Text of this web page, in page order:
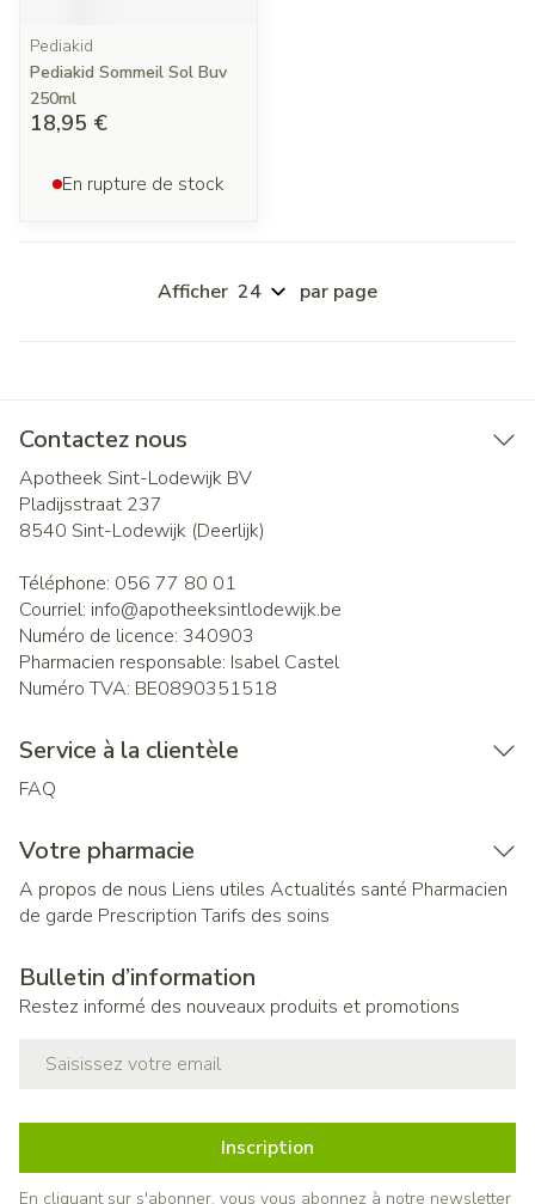
Pediakid
Pediakid Sommeil Sol Buv
250ml
18,95 €
En rupture de stock
Afficher par page
Contactez nous
Apotheek Sint-Lodewijk BV
Pladijsstraat 237
8540 Sint-Lodewijk (Deerlijk)
Téléphone: 056 77 80 01
Courriel: info@apotheeksintlodewijk.be
Numéro de licence: 340903
Pharmacien responsable: Isabel Castel
Numéro TVA: BE0890351518
Service à la clientèle
FAQ
Votre pharmacie
A propos de nous Liens utiles Actualités santé Pharmacien
de garde Prescription Tarifs des soins
Bulletin d’information
Restez informé des nouveaux produits et promotions
Inscription
En cliquant sur s'abonner, vous vous abonnez à notre newsletter